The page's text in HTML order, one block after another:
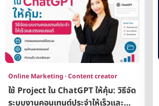
Online Marketing · Content creator
ใช้ Project ใน ChatGPT ให้คุ้ม: วิธีจัด
ระบบงานคอนเทนต์ประจำให้เร็วและ